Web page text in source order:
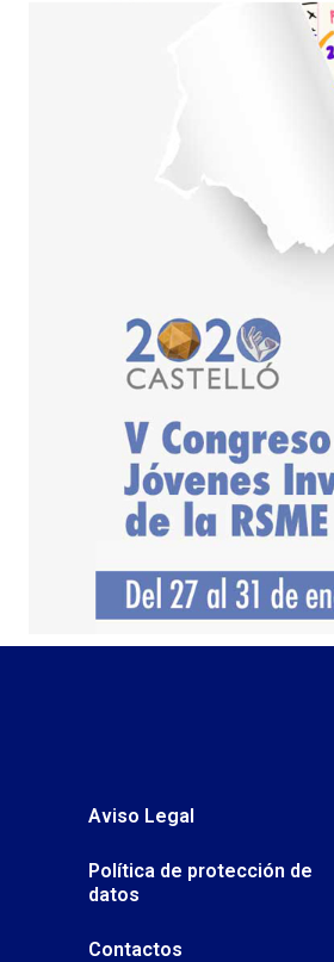
Aviso Legal
Política de protección de
datos
Contactos